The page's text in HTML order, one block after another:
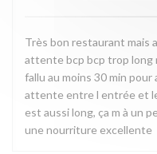
Très bon restaurant mais
attente bcp bcp trop long
fallu au moins 30 min
attente entre l entrée et
est aussi long, ça m à un
une nourriture excellente